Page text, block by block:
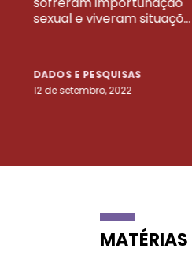
sexual e viveram situaçõ...
DADOS E PESQUISAS
12 de setembro, 2022
MATÉRIAS